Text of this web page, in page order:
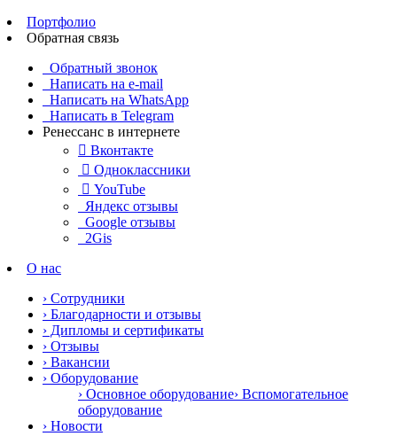
Портфолио
Обратная связь
Обратный звонок
Написать на e-mail
Написать на WhatsApp
Написать в Telegram
Ренессанс в интернете
 Вконтакте
 Одноклассники
 YouTube
Яндекс отзывы
Google отзывы
2Gis
О нас
› Сотрудники
› Благодарности и отзывы
› Дипломы и сертификаты
› Отзывы
› Вакансии
› Оборудование
› Основное оборудование› Вспомогательное
оборудование
› Новости